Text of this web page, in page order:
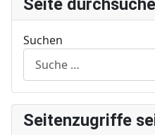
Seite
Suchen
Seitenzugriffe